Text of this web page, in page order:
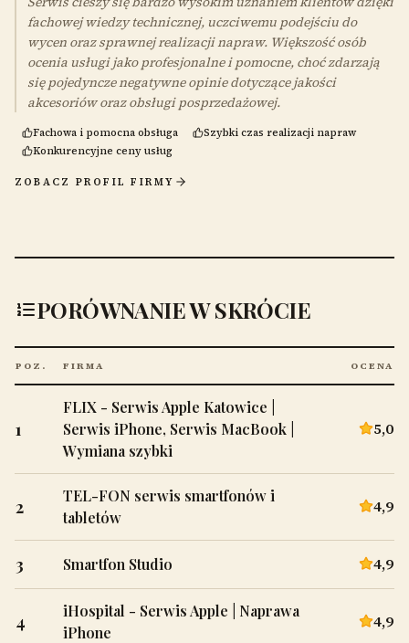
fachowej wiedzy technicznej, uczciwemu podejściu do
wycen oraz sprawnej realizacji napraw. Większość osób
ocenia usługi jako profesjonalne i pomocne, choć zdarzają
się pojedyncze negatywne opinie dotyczące jakości
akcesoriów oraz obsługi posprzedażowej.
Fachowa i pomocna obsługa
Szybki czas realizacji napraw
Konkurencyjne ceny usług
ZOBACZ PROFIL FIRMY
PORÓWNANIE W SKRÓCIE
POZ. FIRMA OCENA
1
FLIX - Serwis Apple Katowice |
Serwis iPhone, Serwis MacBook |
Wymiana szybki
5,0
2
TEL-FON serwis smartfonów i
tabletów
4,9
3 Smartfon Studio 4,9
4
iHospital - Serwis Apple | Naprawa
iPhone
4,9